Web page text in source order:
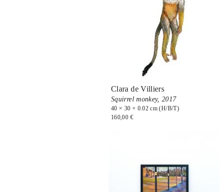
Clara de Villiers
Squirrel monkey,2017
40 × 30 × 0.02 cm (H/B/T)
160,00 €